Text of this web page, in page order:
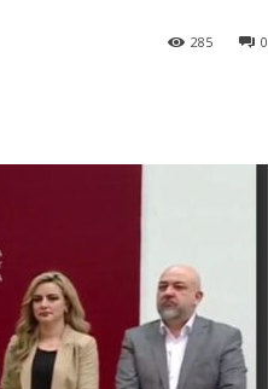
0
285